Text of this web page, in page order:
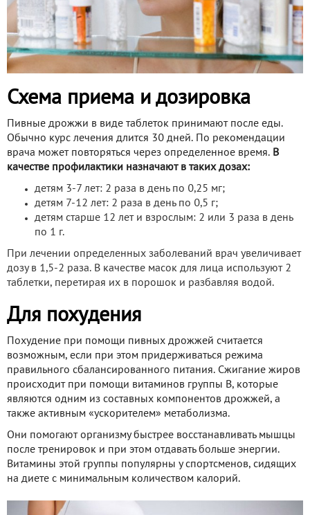
Схема приема и дозировка
Пивные дрожжи в виде таблеток принимают после еды.
Обычно курс лечения длится 30 дней. По рекомендации
врача может повторяться через определенное время. В
качестве профилактики назначают в таких дозах:
детям 3-7 лет: 2 раза в день по 0,25 мг;
детям 7-12 лет: 2 раза в день по 0,5 г;
детям старше 12 лет и взрослым: 2 или 3 раза в день
по 1 г.
При лечении определенных заболеваний врач увеличивает
дозу в 1,5-2 раза. В качестве масок для лица используют 2
таблетки, перетирая их в порошок и разбавляя водой.
Для похудения
Похудение при помощи пивных дрожжей считается
возможным, если при этом придерживаться режима
правильного сбалансированного питания. Сжигание жиров
происходит при помощи витаминов группы В, которые
являются одним из составных компонентов дрожжей, а
также активным «ускорителем» метаболизма.
Они помогают организму быстрее восстанавливать мышцы
после тренировок и при этом отдавать больше энергии.
Витамины этой группы популярны у спортсменов, сидящих
на диете с минимальным количеством калорий.